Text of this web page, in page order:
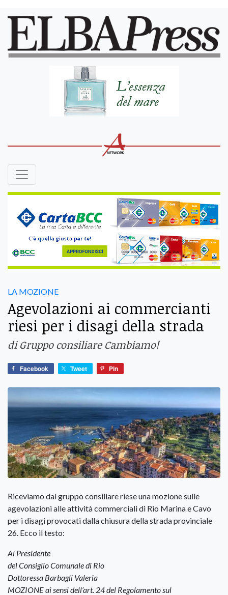
LA MOZIONE
Agevolazioni ai commercianti
riesi per i disagi della strada
di Gruppo consiliare Cambiamo!
Facebook Tweet Pin
Riceviamo dal gruppo consiliare riese una mozione sulle
agevolazioni alle attività commerciali di Rio Marina e Cavo
per i disagi provocati dalla chiusura della strada provinciale
26. Ecco il testo:
Al Presidente
del Consiglio Comunale di Rio
Dottoressa Barbagli Valeria
MOZIONE ai sensi dell’art. 24 del Regolamento sul